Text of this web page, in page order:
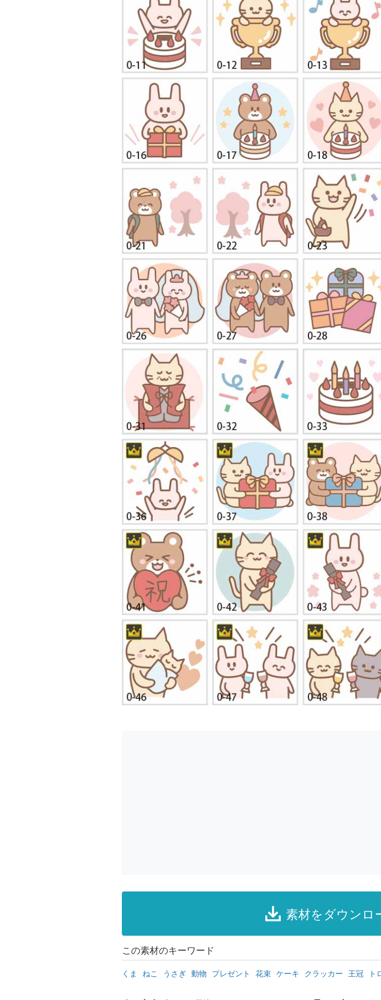
素材をダウンロ
この素材のキーワード
くま ねこ うさぎ 動物 プレゼント 花束 ケーキ クラッカー 王冠 ト